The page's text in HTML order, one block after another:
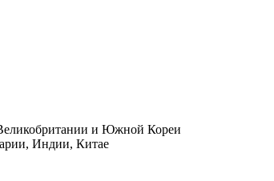
и Южной Кореи
Индии, Китае